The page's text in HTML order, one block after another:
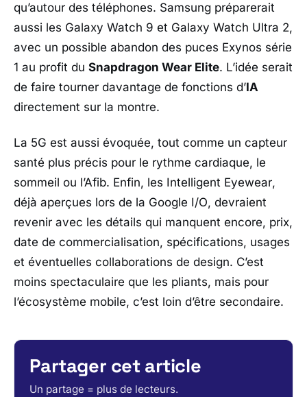
qu’autour des téléphones. Samsung préparerait
aussi les Galaxy Watch 9 et Galaxy Watch Ultra 2,
avec un possible abandon des puces Exynos série
1 au profit du Snapdragon Wear Elite. L’idée serait
de faire tourner davantage de fonctions d’IA
directement sur la montre.
La 5G est aussi évoquée, tout comme un capteur
santé plus précis pour le rythme cardiaque, le
sommeil ou l’Afib. Enfin, les Intelligent Eyewear,
déjà aperçues lors de la Google I/O, devraient
revenir avec les détails qui manquent encore, prix,
date de commercialisation, spécifications, usages
et éventuelles collaborations de design. C’est
moins spectaculaire que les pliants, mais pour
l’écosystème mobile, c’est loin d’être secondaire.
Partager cet article
Un partage = plus de lecteurs.